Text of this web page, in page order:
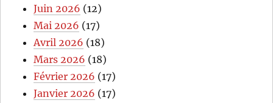
Juin 2026 (12)
Mai 2026 (17)
Avril 2026 (18)
Mars 2026 (18)
Février 2026 (17)
Janvier 2026 (17)